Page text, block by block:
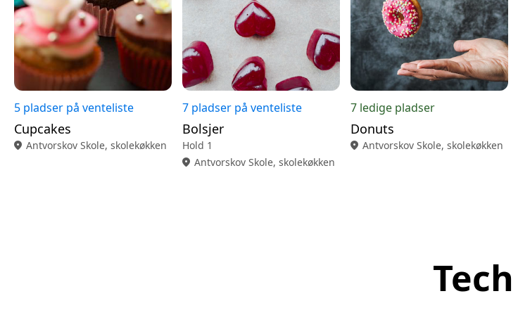
5 pladser på venteliste
Cupcakes
location_on Antvorskov Skole, skolekøkken
7 pladser på venteliste
Bolsjer
Hold 1
location_on Antvorskov Skole, skolekøkken
7 ledige pladser
Donuts
location_on Antvorskov Skole, skolekøkken
Tech